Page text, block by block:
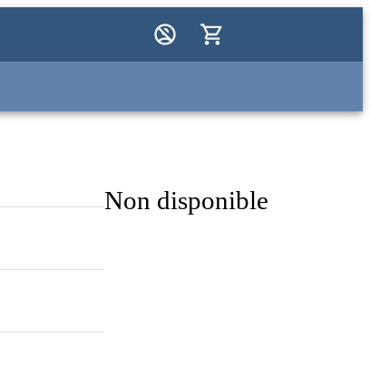
Non disponible